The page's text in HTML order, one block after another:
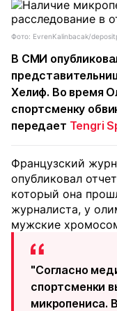
Фото: EvrenKalinbacak/
В СМИ
Хелиф. Во время
спортсменку
передает Tengri
Французский
опубликовал
который она
журналиста, у
мужские
"Согласно
спортсменки
микропениса.